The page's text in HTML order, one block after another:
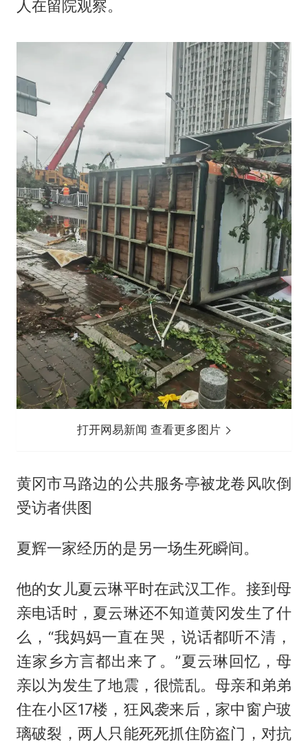
人在留院观察。
打开网易新闻 查看更多图片
黄冈市马路边的公共服务亭被龙卷风吹倒
受访者供图
夏辉一家经历的是另一场生死瞬间。
他的女儿夏云琳平时在武汉工作。接到母
亲电话时，夏云琳还不知道黄冈发生了什
么，“我妈妈一直在哭，说话都听不清，
连家乡方言都出来了。”夏云琳回忆，母
亲以为发生了地震，很慌乱。母亲和弟弟
住在小区17楼，狂风袭来后，家中窗户玻
璃破裂，两人只能死死抓住防盗门，对抗